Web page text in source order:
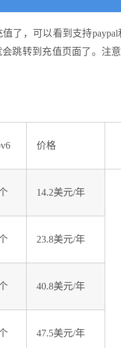
了，可以看到支持paypal
跳转到充值页面了。注意
价格
14.2美元/年
23.8美元/年
40.8美元/年
47.5美元/年